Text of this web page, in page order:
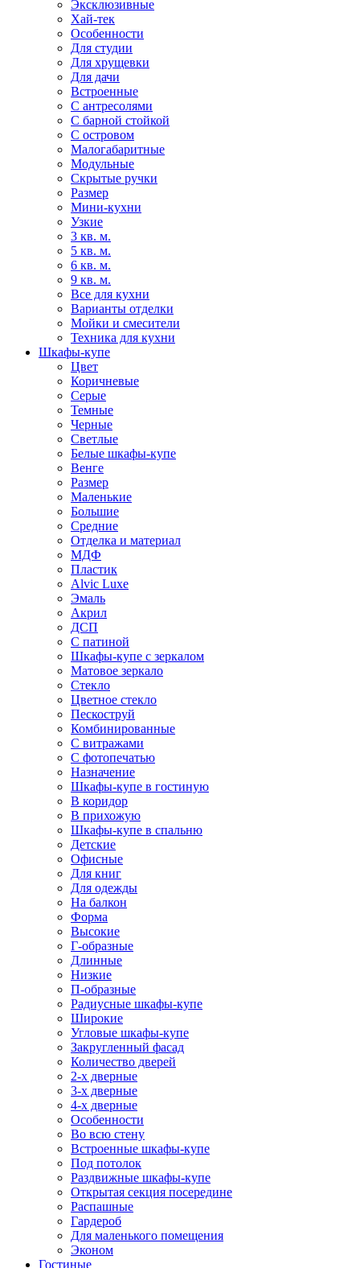
Эксклюзивные
Хай-тек
Особенности
Для студии
Для хрущевки
Для дачи
Встроенные
С антресолями
С барной стойкой
С островом
Малогабаритные
Модульные
Скрытые ручки
Размер
Мини-кухни
Узкие
3 кв. м.
5 кв. м.
6 кв. м.
9 кв. м.
Все для кухни
Варианты отделки
Мойки и смесители
Техника для кухни
Шкафы-купе
Цвет
Коричневые
Серые
Темные
Черные
Светлые
Белые шкафы-купе
Венге
Размер
Маленькие
Большие
Средние
Отделка и материал
МДФ
Пластик
Alvic Luxe
Эмаль
Акрил
ДСП
С патиной
Шкафы-купе с зеркалом
Матовое зеркало
Стекло
Цветное стекло
Пескоструй
Комбинированные
С витражами
С фотопечатью
Назначение
Шкафы-купе в гостиную
В коридор
В прихожую
Шкафы-купе в спальню
Детские
Офисные
Для книг
Для одежды
На балкон
Форма
Высокие
Г-образные
Длинные
Низкие
П-образные
Радиусные шкафы-купе
Широкие
Угловые шкафы-купе
Закругленный фасад
Количество дверей
2-х дверные
3-х дверные
4-х дверные
Особенности
Во всю стену
Встроенные шкафы-купе
Под потолок
Раздвижные шкафы-купе
Открытая секция посередине
Распашные
Гардероб
Для маленького помещения
Эконом
Гостиные